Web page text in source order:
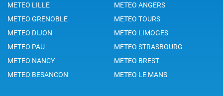
METEO LILLE
METEO ANGERS
METEO GRENOBLE
METEO TOURS
METEO DIJON
METEO LIMOGES
METEO PAU
METEO STRASBOURG
METEO NANCY
METEO BREST
METEO BESANCON
METEO LE MANS